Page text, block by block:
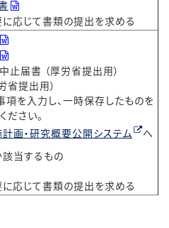
応じて書類の提出を求める
止届書 （厚労省提出用）
省提出用）
を入力し、一時保存したものを
ださい。
画・研究概要公開システム
へ
当するもの
応じて書類の提出を求める